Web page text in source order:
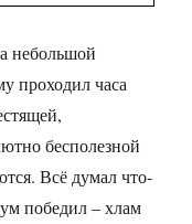
небольшой
проходил часа
бесполезной
Всё думал что-
победил – хлам